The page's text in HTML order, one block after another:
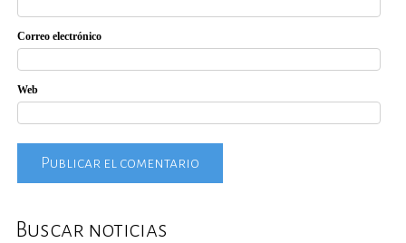
Correo electrónico
Web
Buscar noticias